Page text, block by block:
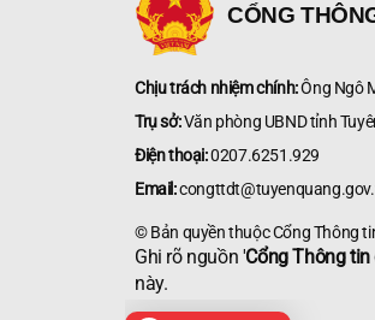
CỔNG
Chịu trách nhiệm chính:Ông Ngô
Trụ sở:Văn phòng UBND tỉnh
Điện thoại:0207.6251.929
Email:
© Bản quyền thuộc Cổng Thông
Ghi rõ nguồn 'Cổng Thông
này.